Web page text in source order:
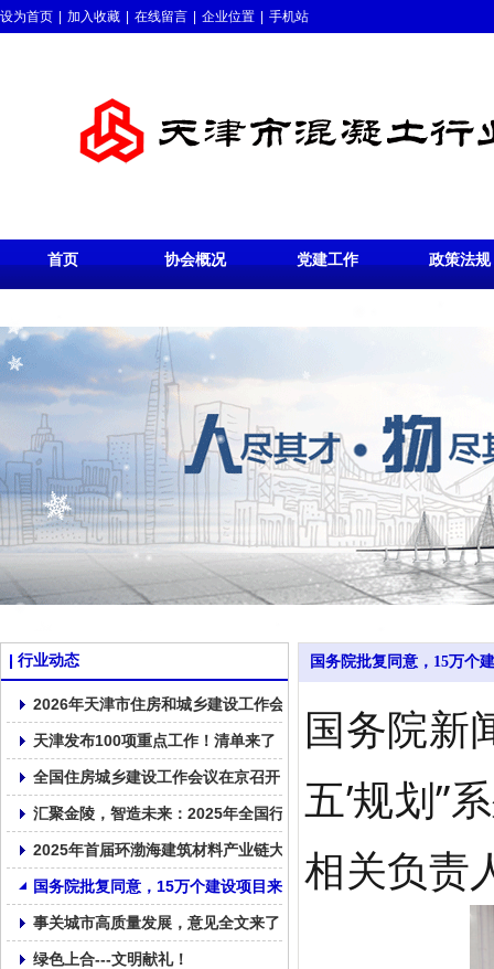
设为首页 加入收藏 在线留言 企业位置 手机站
首页 协会概况 党建工作 政策法规
行业动态
2026年天津市住房和城乡建设工作会议召开
天津发布100项重点工作！清单来了！
全国住房城乡建设工作会议在京召开
汇聚金陵，智造未来：2025年全国行业高质量发展交流会在南京召
2025年首届环渤海建筑材料产业链大会在大连顺利召开！
国务院批复同意，15万个建设项目来了！
事关城市高质量发展，意见全文来了
绿色上合---文明献礼！
国务院批复同意，15万个
国务院新
五’规划”
相关负责